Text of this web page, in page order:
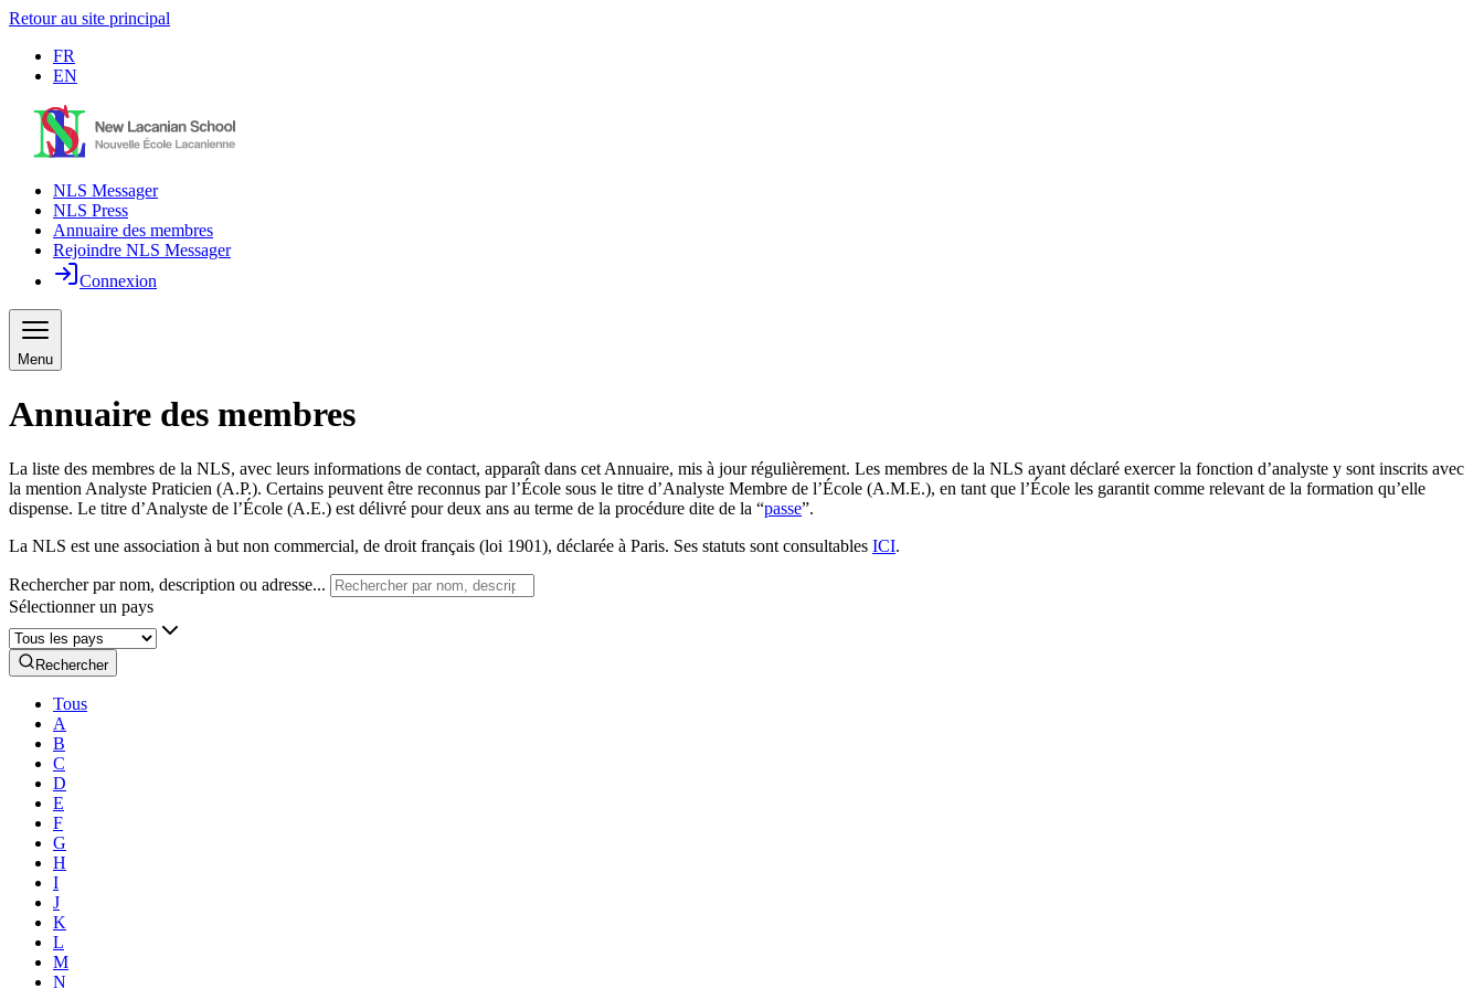
Retour au site principal
FR
EN
NLS Messager
NLS Press
Annuaire des membres
Rejoindre NLS Messager
Connexion
Menu
Annuaire des membres
La liste des membres de la NLS, avec leurs informations de contact, apparaît dans cet Annuaire, mis à jour régulièrement. Les membres de la NLS ayant déclaré exercer la fonction d’analyste y sont inscrits avec
la mention Analyste Praticien (A.P.). Certains peuvent être reconnus par l’École sous le titre d’Analyste Membre de l’École (A.M.E.), en tant que l’École les garantit comme relevant de la formation qu’elle
dispense. Le titre d’Analyste de l’École (A.E.) est délivré pour deux ans au terme de la procédure dite de la “passe”.
La NLS est une association à but non commercial, de droit français (loi 1901), déclarée à Paris. Ses statuts sont consultables ICI.
Rechercher par nom, description ou adresse...
Sélectionner un pays
Rechercher
Tous
A
B
C
D
E
F
G
H
I
J
K
L
M
N